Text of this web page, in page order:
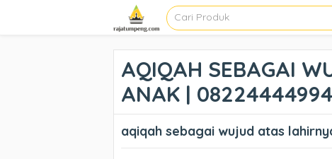
AQIQAH SEBAGAI
ANAK |
aqiqah sebagai wujud atas